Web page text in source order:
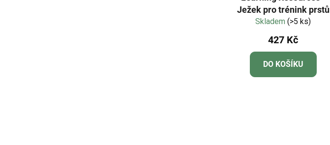
Ježek pro trénink prstů
Skladem(>5 ks)
427 Kč
DO KOŠÍKU